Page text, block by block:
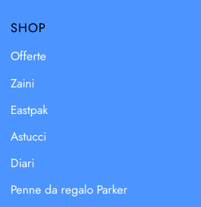
SHOP
Offerte
Zaini
Eastpak
Astucci
Diari
Penne da regalo Parker